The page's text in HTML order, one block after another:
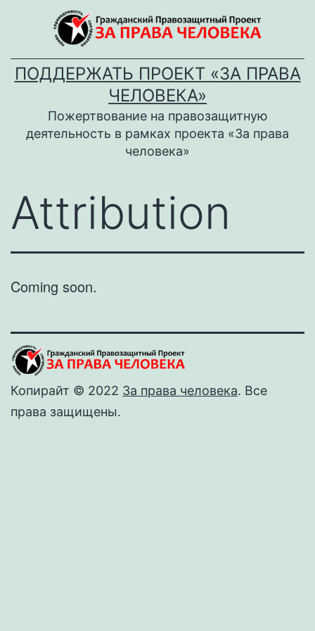
содержимому
ПОДДЕРЖАТЬ ПРОЕКТ «ЗА ПРАВА
ЧЕЛОВЕКА»
Пожертвование на правозащитную
деятельность в рамках проекта «За права
человека»
Attribution
Coming soon.
Копирайт © 2022 За права человека. Все
права защищены.